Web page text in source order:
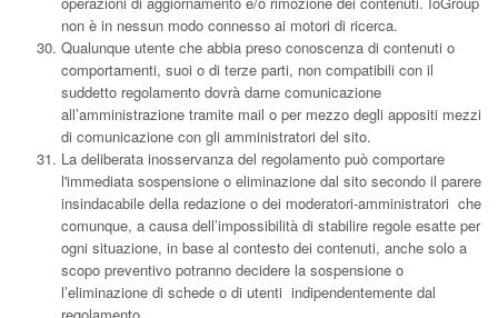
non è in nessun modo connesso ai motori di ricerca.
Qualunque utente che abbia preso conoscenza di contenuti o
comportamenti, suoi o di terze parti, non compatibili con il
suddetto regolamento dovrà darne comunicazione
all’amministrazione tramite mail o per mezzo degli appositi mezzi
di comunicazione con gli amministratori del sito.
La deliberata inosservanza del regolamento può comportare
l'immediata sospensione o eliminazione dal sito secondo il parere
insindacabile della redazione o dei moderatori-amministratori che
comunque, a causa dell’impossibilità di stabilire regole esatte per
ogni situazione, in base al contesto dei contenuti, anche solo a
scopo preventivo potranno decidere la sospensione o
l’eliminazione di schede o di utenti indipendentemente dal